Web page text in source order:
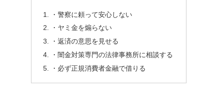
・警察に頼って安心しない
・ヤミ金を煽らない
・返済の意思を見せる
・闇金対策専門の法律事務所に相談する
・必ず正規消費者金融で借りる